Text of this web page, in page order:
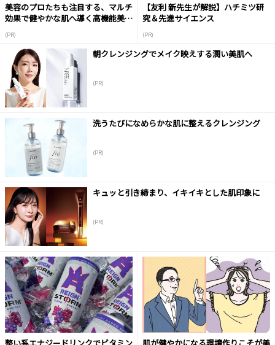
美容のプロたちも注目する、マルチ
効果で健やかな肌へ導く高機能美容
(PR)
【友利 新先生が解説】ハチミツ研
究＆先進サイエンス
(PR)
朝クレンジングでメイク映えする潤い美肌へ
(PR)
洗うたびになめらかな肌に整えるクレンジング
(PR)
キュッと引き締まり、イキイキとした肌印象に
(PR)